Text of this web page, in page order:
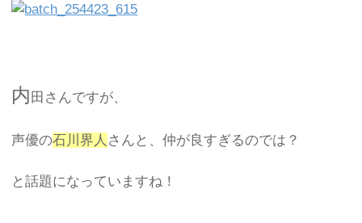
内 田さんですが、
声優の石川界人 さんと、仲が良すぎるのでは？
と話題になっていますね！